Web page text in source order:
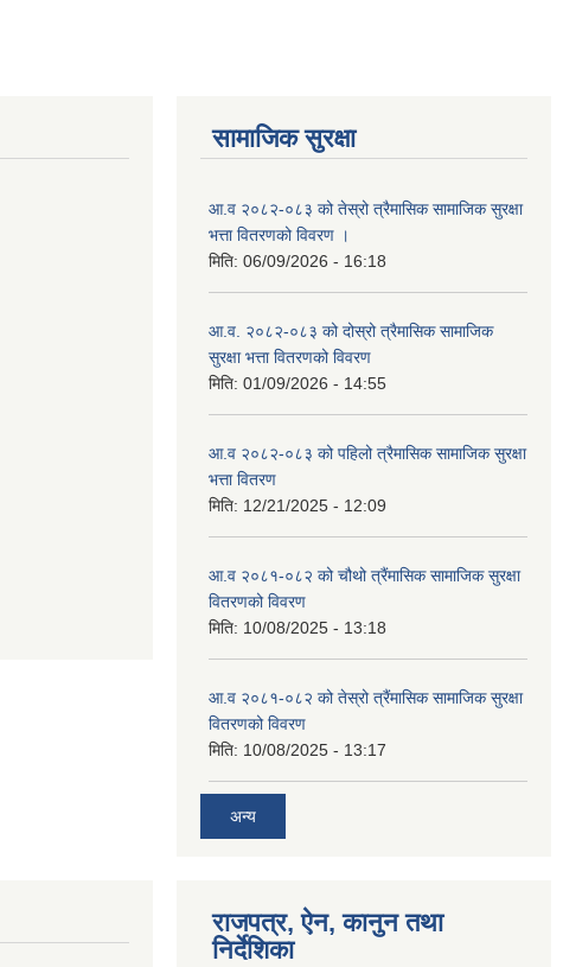
सामाजिक सुरक्षा
आ.व २०८२-०८३ को तेस्रो त्रैमासिक सामाजिक सुरक्षा
भत्ता वितरणको विवरण ।
मिति: 06/09/2026 - 16:18
आ.व. २०८२-०८३ को दोस्रो त्रैमासिक सामाजिक
सुरक्षा भत्ता वितरणको विवरण
मिति: 01/09/2026 - 14:55
आ.व २०८२-०८३ को पहिलो त्रैमासिक सामाजिक सुरक्षा
भत्ता वितरण
मिति: 12/21/2025 - 12:09
आ.व २०८१-०८२ को चौथो त्रैंमासिक सामाजिक सुरक्षा
वितरणको विवरण
मिति: 10/08/2025 - 13:18
आ.व २०८१-०८२ को तेस्रो त्रैंमासिक सामाजिक सुरक्षा
वितरणको विवरण
मिति: 10/08/2025 - 13:17
अन्य
राजपत्र, ऐन, कानुन तथा
निर्देशिका